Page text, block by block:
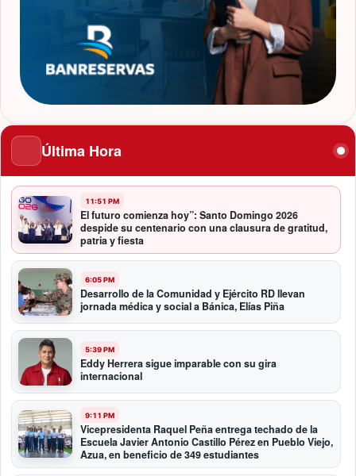
Última Hora
11:51 PM
El futuro comienza hoy”: Santo Domingo 2026
despide su centenario con una clausura de gratitud,
patria y fiesta
6:05 PM
Desarrollo de la Comunidad y Ejército RD llevan
jornada médica y social a Bánica, Elías Piña
5:39 PM
Eddy Herrera sigue imparable con su gira
internacional
9:11 PM
Vicepresidenta Raquel Peña entrega techado de la
Escuela Javier Antonio Castillo Pérez en Pueblo Viejo,
Azua, en beneficio de 349 estudiantes